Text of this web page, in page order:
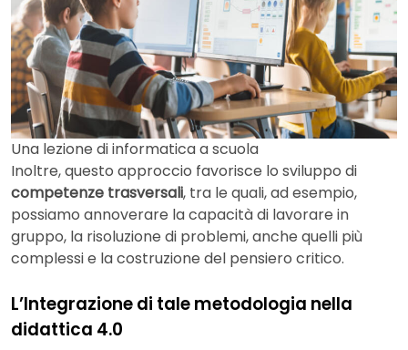
Una lezione di informatica a scuola
Inoltre, questo approccio favorisce lo sviluppo di
competenze trasversali, tra le quali, ad esempio,
possiamo annoverare la capacità di lavorare in
gruppo, la risoluzione di problemi, anche quelli più
complessi e la costruzione del pensiero critico.
L’Integrazione di tale metodologia nella
didattica 4.0